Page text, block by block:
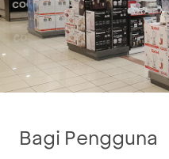
Bagi Pengguna